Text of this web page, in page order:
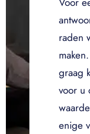
raden
graag
voor u
enige